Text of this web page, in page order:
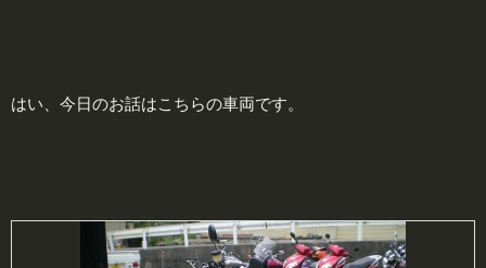
はい、今日のお話はこちらの車両です。